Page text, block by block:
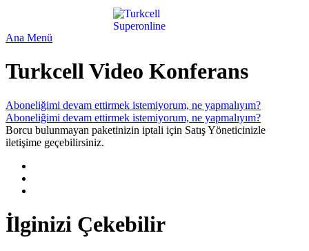
Ana Menü
Turkcell Video Konferans
Aboneliğimi devam ettirmek istemiyorum, ne yapmalıyım?
Aboneliğimi devam ettirmek istemiyorum, ne yapmalıyım?
Borcu bulunmayan paketinizin iptali için Satış Yöneticinizle
iletişime geçebilirsiniz.
İlginizi Çekebilir